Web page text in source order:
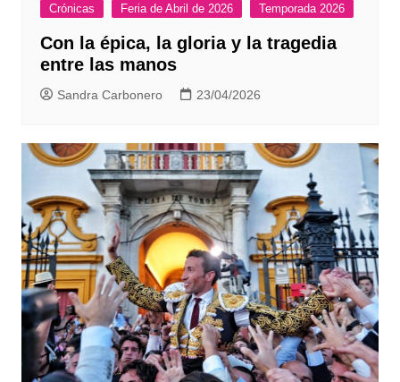
Crónicas Feria de Abril de 2026 Temporada 2026
Con la épica, la gloria y la tragedia
entre las manos
Sandra Carbonero 23/04/2026